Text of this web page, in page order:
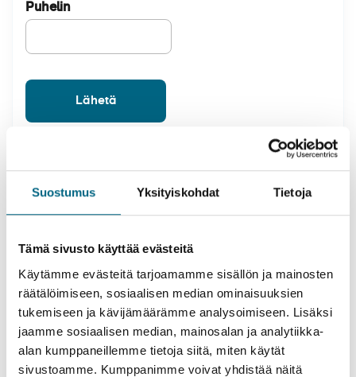
Suostumus Yksityiskohdat Tietoja
Tämä sivusto käyttää evästeitä
Käytämme evästeitä tarjoamamme sisällön ja mainosten
räätälöimiseen, sosiaalisen median ominaisuuksien
tukemiseen ja kävijämäärämme analysoimiseen. Lisäksi
jaamme sosiaalisen median, mainosalan ja analytiikka-
alan kumppaneillemme tietoja siitä, miten käytät
sivustoamme. Kumppanimme voivat yhdistää näitä
Puhelin
Täyttämällä lomakkeen ja lähettämällä tietosi eteenpäin,
hyväksyt tietosuojakäytänteemme
.
Toimitukset vain Suomen osoitteisiin.
Yritys – meidän tarina
Arvot
Asiakaslupaus